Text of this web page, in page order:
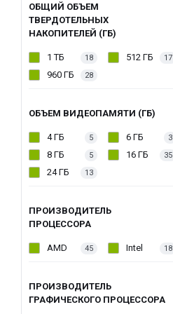
ОБЩИЙ ОБЪЕМ
ТВЕРДОТЕЛЬНЫХ
НАКОПИТЕЛЕЙ (ГБ)
1 ТБ 18 512 ГБ 17
960 ГБ 28
ОБЪЕМ ВИДЕОПАМЯТИ (ГБ)
4 ГБ 5 6 ГБ 3
8 ГБ 5 16 ГБ 35
24 ГБ 13
ПРОИЗВОДИТЕЛЬ
ПРОЦЕССОРА
AMD 45 Intel 18
ПРОИЗВОДИТЕЛЬ
ГРАФИЧЕСКОГО ПРОЦЕССОРА